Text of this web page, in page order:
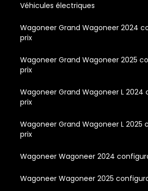
Véhicules électriques
Wagoneer Grand Wagoneer 2024
prix
Wagoneer Grand Wagoneer 2025
prix
Wagoneer Grand Wagoneer L
prix
Wagoneer Grand Wagoneer L
prix
Wagoneer Wagoneer 2024
Wagoneer Wagoneer 2025